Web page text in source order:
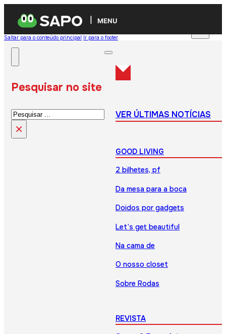
MENU
Saltar para o conteúdo principal Ir para o footer
Pesquisar no site
Pesquisar
×
VER ÚLTIMAS NOTÍCIAS
GOOD LIVING
2 bilhetes, pf
Da mesa para a boca
Doidos por gadgets
Let’s get beautiful
Na cama de
O nosso closet
Sobre Rodas
REVISTA